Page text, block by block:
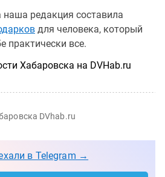
редакция составила
для человека, который
практически все.
Хабаровска на DVHab.ru
DVhab.ru
в Telegram →